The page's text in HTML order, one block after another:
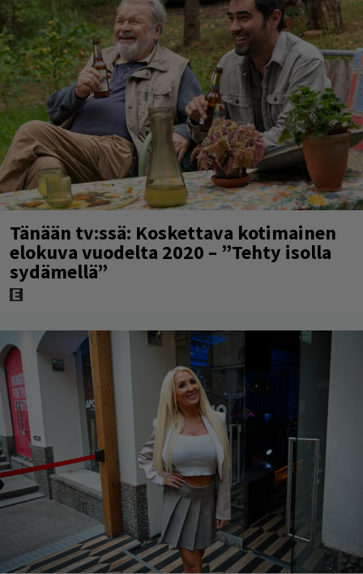
Tänään tv:ssä: Koskettava kotimainen
elokuva vuodelta 2020 – ”Tehty isolla
sydämellä”